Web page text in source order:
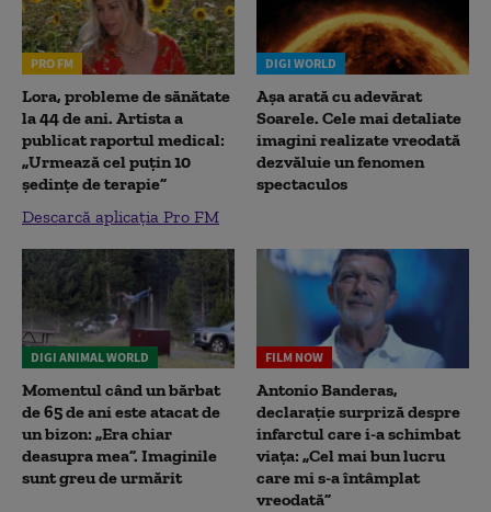
PRO FM
Lora, probleme de sănătate
la 44 de ani. Artista a
publicat raportul medical:
„Urmează cel puțin 10
ședințe de terapie”
Descarcă aplicația Pro FM
DIGI WORLD
Așa arată cu adevărat
Soarele. Cele mai detaliate
imagini realizate vreodată
dezvăluie un fenomen
spectaculos
DIGI ANIMAL WORLD
Momentul când un bărbat
de 65 de ani este atacat de
un bizon: „Era chiar
deasupra mea”. Imaginile
sunt greu de urmărit
FILM NOW
Antonio Banderas,
declarație surpriză despre
infarctul care i-a schimbat
viața: „Cel mai bun lucru
care mi s-a întâmplat
vreodată”